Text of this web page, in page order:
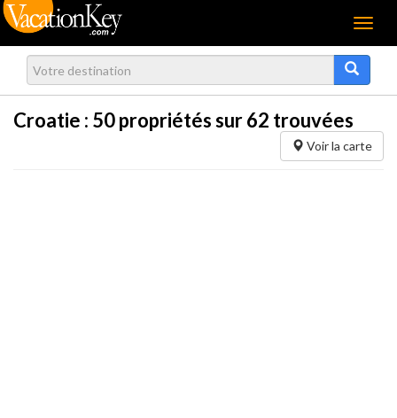
Menu
Croatie : 50propriétés sur 62 trouvées
Voir la carte